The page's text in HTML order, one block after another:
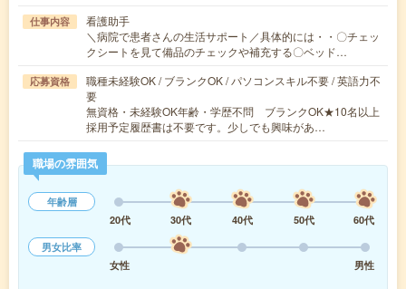
仕事内容
看護助手
＼病院で患者さんの生活サポート／具体的には・・〇チェッ
クシートを見て備品のチェックや補充する〇ベッド…
応募資格
職種未経験OK / ブランクOK / パソコンスキル不要 / 英語力不
要
無資格・未経験OK年齢・学歴不問 ブランクOK★10名以上
採用予定履歴書は不要です。少しでも興味があ…
職場の雰囲気
年齢層
20代
30代 40代 50代
60代
男女比率
女性
男性